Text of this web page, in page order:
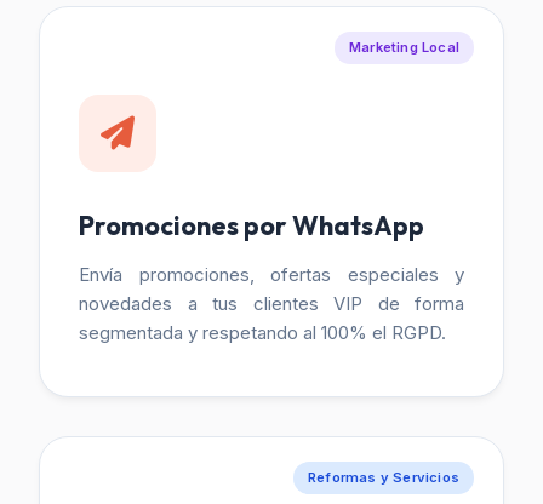
Marketing Local
Promociones por WhatsApp
Envía promociones, ofertas especiales y
novedades a tus clientes VIP de forma
segmentada y respetando al 100% el RGPD.
Reformas y Servicios